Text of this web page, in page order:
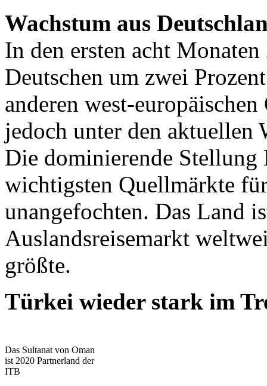
Wachstum aus
In den ersten acht
Deutschen um zwei
anderen west-
jedoch unter den aktuellen
Die dominierende Stellung
wichtigsten Quellmärkte
unangefochten. Das Land
Auslandsreisemarkt
größte.
Türkei wieder stark im
Das Sultanat von Oman
ist 2020 Partnerland der
ITB